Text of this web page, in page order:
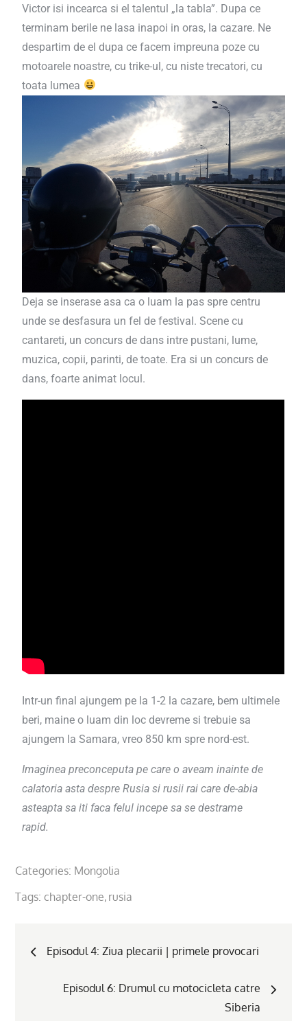
Victor isi incearca si el talentul „la tabla”. Dupa ce
terminam berile ne lasa inapoi in oras, la cazare. Ne
despartim de el dupa ce facem impreuna poze cu
motoarele noastre, cu trike-ul, cu niste trecatori, cu
toata lumea
Deja se inserase asa ca o luam la pas spre centru
unde se desfasura un fel de festival. Scene cu
cantareti, un concurs de dans intre pustani, lume,
muzica, copii, parinti, de toate. Era si un concurs de
dans, foarte animat locul.
Intr-un final ajungem pe la 1-2 la cazare, bem ultimele
beri, maine o luam din loc devreme si trebuie sa
ajungem la Samara, vreo 850 km spre nord-est.
Imaginea preconceputa pe care o aveam inainte de
calatoria asta despre Rusia si rusii rai care de-abia
asteapta sa iti faca felul incepe sa se destrame
rapid.
Categories: Mongolia
Tags:chapter-one rusia
Episodul 4: Ziua plecarii | primele provocari
Episodul 6: Drumul cu motocicleta catre
Siberia